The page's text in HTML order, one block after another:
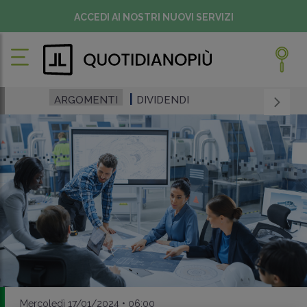
ACCEDI AI NOSTRI NUOVI SERVIZI
ARGOMENTI DIVIDENDI
Mercoledì 17/01/2024 • 06:00